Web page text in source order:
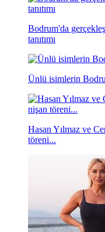
Bodrum'da
tanıtımı
Ünlü isimlerin
Hasan Yılmaz ve
töreni...